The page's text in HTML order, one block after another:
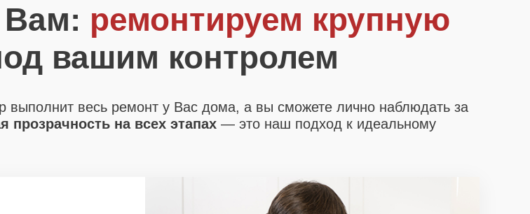
Вам: ремонтируем крупную
вашим контролем
выполнит весь ремонт у Вас дома, а вы сможете лично наблюдать за
на всех этапах — это наш подход к идеальному